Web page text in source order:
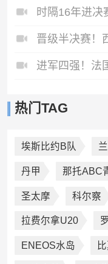
热门TAG
埃斯比约B队
丹甲 那托ABC
圣太摩 科尔察
拉费尔拿U20
ENEOS水岛